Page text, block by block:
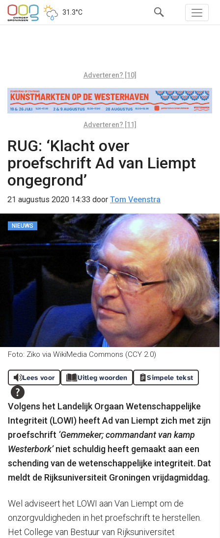
31.3°C
Adverteren? [10]
Adverteren? [11]
RUG: ‘Klacht over
proefschrift Ad van Liempt
ongegrond’
21 augustus 2020 14:33 door Tom Veenstra
NIEUWS
Foto: Ziko via WikiMedia Commons (CCY 2.0)
Lees voor Uitleg woorden Simpele tekst
Volgens het Landelijk Orgaan Wetenschappelijke
Integriteit (LOWI) heeft Ad van Liempt zich met zijn
proefschrift ‘Gemmeker; commandant van kamp
Westerbork’niet schuldig heeft gemaakt aan een
schending van de wetenschappelijke integriteit. Dat
meldt de Rijksuniversiteit Groningen vrijdagmiddag.
Wel adviseert het LOWI aan Van Liempt om de
onzorgvuldigheden in het proefschrift te herstellen.
Het College van Bestuur van Rijksuniversitet